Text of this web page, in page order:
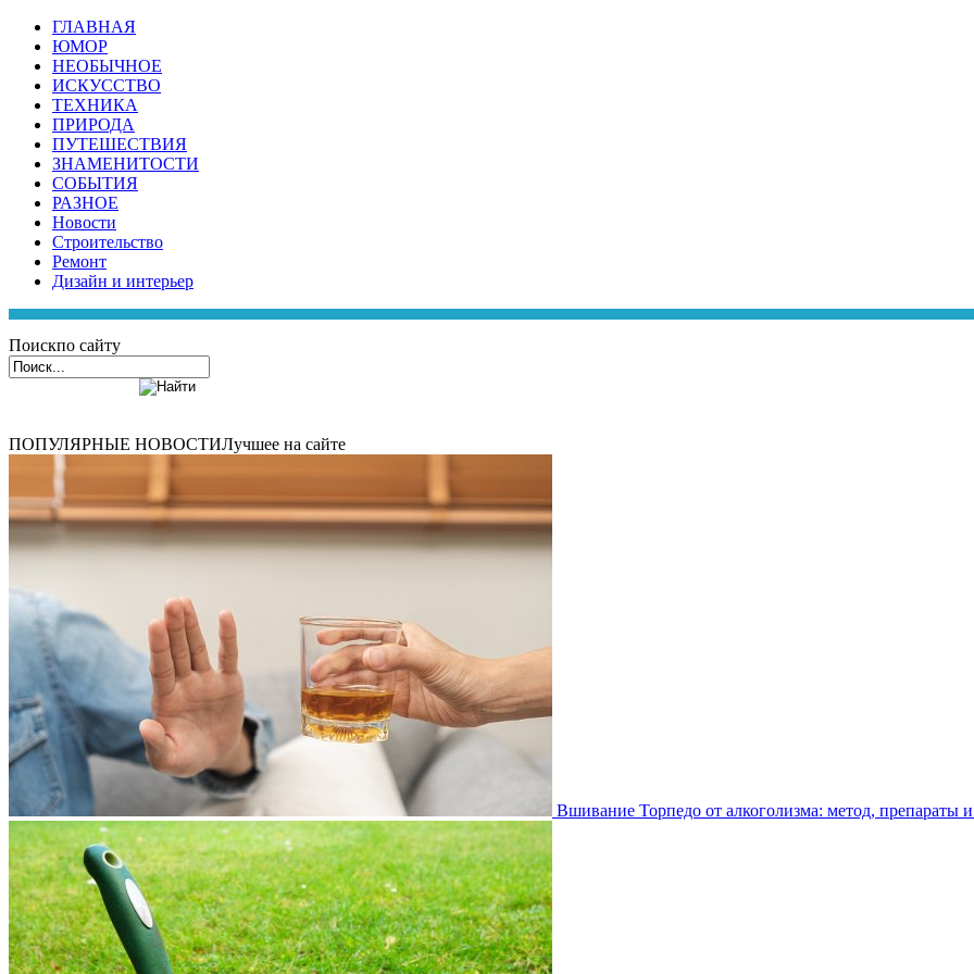
ГЛАВНАЯ
ЮМОР
НЕОБЫЧНОЕ
ИСКУССТВО
ТЕХНИКА
ПРИРОДА
ПУТЕШЕСТВИЯ
ЗНАМЕНИТОСТИ
СОБЫТИЯ
РАЗНОЕ
Новости
Строительство
Ремонт
Дизайн и интерьер
Поискпо сайту
ПОПУЛЯРНЫЕ НОВОСТИЛучшее на сайте
Вшивание Торпедо от алкоголизма: метод, препараты